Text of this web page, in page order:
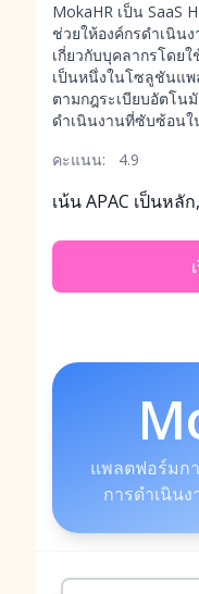
MokaHR เป็น SaaS
ช่วยให้องค์กรดำเนิ
เกี่ยวกับบุคลากรโดย
เป็นหนึ่งในโซลูชันแพ
ตามกฎระเบียบอัตโน
ดำเนินงานที่ซับซ้อน
คะแนน:
4.9
เน้น APAC เป็นหลั
แพลตฟอร์มก
การดำเนิน